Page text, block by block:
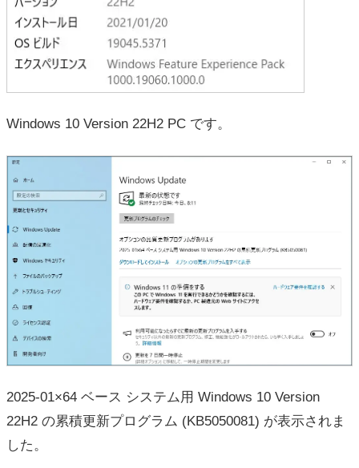
Windows 10 Version 22H2 PC です。
2025-01×64 ベース システム用 Windows 10 Version
22H2 の累積更新プログラム (KB5050081) が表示されま
した。